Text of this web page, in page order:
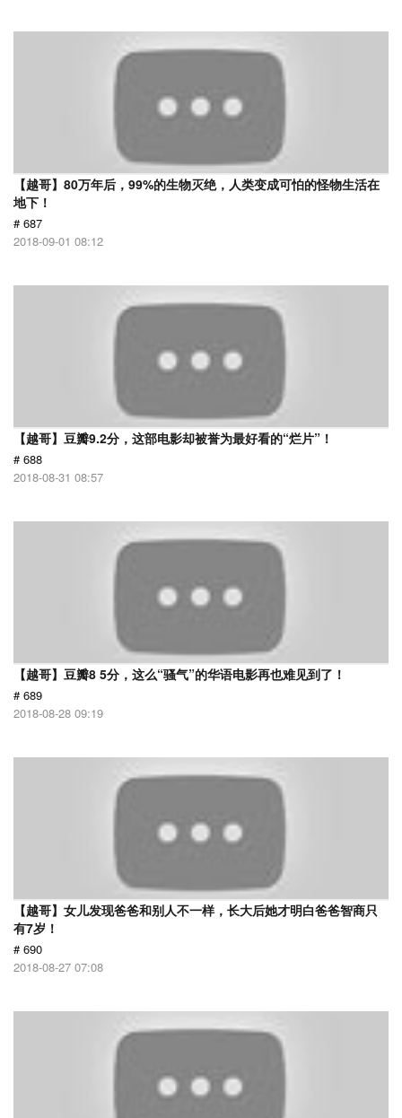
【越哥】80万年后，99%的生物灭绝，人类变成可怕的怪物生活在
地下！
# 687
2018-09-01 08:12
【越哥】豆瓣9.2分，这部电影却被誉为最好看的“烂片”！
# 688
2018-08-31 08:57
【越哥】豆瓣8 5分，这么“骚气”的华语电影再也难见到了！
# 689
2018-08-28 09:19
【越哥】女儿发现爸爸和别人不一样，长大后她才明白爸爸智商只
有7岁！
# 690
2018-08-27 07:08